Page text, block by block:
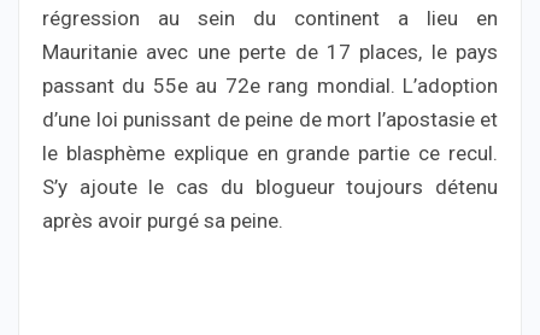
régression au sein du continent a lieu en
Mauritanie avec une perte de 17 places, le pays
passant du 55e au 72e rang mondial. L’adoption
d’une loi punissant de peine de mort l’apostasie et
le blasphème explique en grande partie ce recul.
S’y ajoute le cas du blogueur toujours détenu
après avoir purgé sa peine.